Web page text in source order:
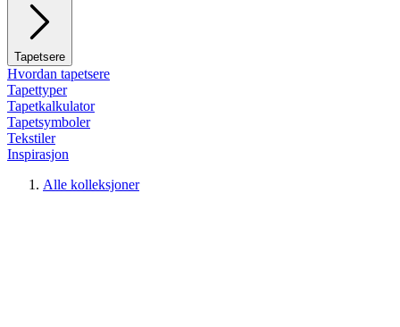
Tapetsere
Hvordan tapetsere
Tapettyper
Tapetkalkulator
Tapetsymboler
Tekstiler
Inspirasjon
Alle kolleksjoner